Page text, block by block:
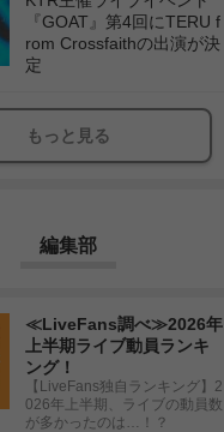
『GOAT』第4回にTERU f
rom Crossfaithの出演が決
定
もっと見る
編集部
≪LiveFans調べ≫2026年
上半期ライブ動員ランキ
ング！
【LiveFans独自ランキング】2
026年上半期、ライブの動員数
が多かったのは…！？